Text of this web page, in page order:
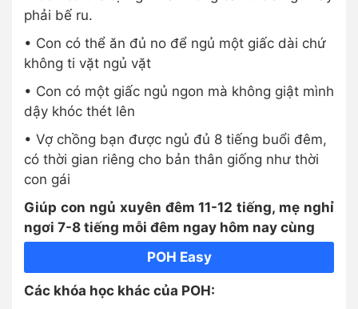
phải bế ru.
• Con có thể ăn đủ no để ngủ một giấc dài chứ
không ti vặt ngủ vặt
• Con có một giấc ngủ ngon mà không giật mình
dậy khóc thét lên
• Vợ chồng bạn được ngủ đủ 8 tiếng buổi đêm,
có thời gian riêng cho bản thân giống như thời
con gái
Giúp con ngủ xuyên đêm 11-12 tiếng, mẹ nghỉ
ngơi 7-8 tiếng mỗi đêm ngay hôm nay cùng
POH Easy
Các khóa học khác của POH: